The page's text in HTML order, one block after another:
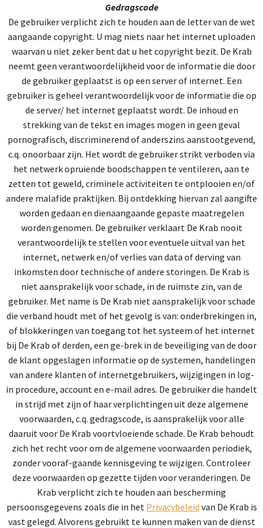
Gedragscode
De gebruiker verplicht zich te houden aan de letter van de wet
aangaande copyright. U mag niets naar het internet uploaden
waarvan u niet zeker bent dat u het copyright bezit. De Krab
neemt geen verantwoordelijkheid voor de informatie die door
de gebruiker geplaatst is op een server of internet. Een
gebruiker is geheel verantwoordelijk voor de informatie die op
de server/ het internet geplaatst wordt. De inhoud en
strekking van de tekst en images mogen in geen geval
pornografisch, discriminerend of anderszins aanstootgevend,
c.q. onoorbaar zijn. Het wordt de gebruiker strikt verboden via
het netwerk opruiende boodschappen te ventileren, aan te
zetten tot geweld, criminele activiteiten te ontplooien en/of
andere malafide praktijken. Bij ontdekking hiervan zal aangifte
worden gedaan en dienaangaande gepaste maatregelen
worden genomen. De gebruiker verklaart De Krab nooit
verantwoordelijk te stellen voor eventuele uitval van het
internet, netwerk en/of verlies van data of derving van
inkomsten door technische of andere storingen. De Krab is
niet aansprakelijk voor schade, in de ruimste zin, van de
gebruiker. Met name is De Krab niet aansprakelijk voor schade
die verband houdt met of het gevolg is van: onderbrekingen in,
of blokkeringen van toegang tot het systeem of het internet
bij De Krab of derden, een ge-brek in de beveiliging van de door
de klant opgeslagen informatie op de systemen, handelingen
van andere klanten of internetgebruikers, wijzigingen in log-
in procedure, account en e-mail adres. De gebruiker die handelt
in strijd met zijn of haar verplichtingen uit deze algemene
voorwaarden, c.q. gedragscode, is aansprakelijk voor alle
daaruit voor De Krab voortvloeiende schade. De Krab behoudt
zich het recht voor om de algemene voorwaarden periodiek,
zonder vooraf-gaande kennisgeving te wijzigen. Controleer
deze voorwaarden op gezette tijden voor veranderingen. De
Krab verplicht zich te houden aan bescherming
persoonsgegevens zoals die in het Privacybeleid van De Krab is
vast gelegd. Alvorens gebruikt te kunnen maken van de dienst